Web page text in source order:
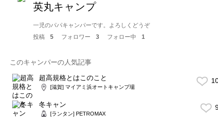
英丸キャンプ
一児のパパキャンパーです。よろしくどうぞ
投稿
5 フォロワー 3 フォロー中 1
このキャンパーの人気記事
超高規格とはこのこと
[滋賀] マイアミ浜オートキャンプ場
冬キャン
[ランタン] PETROMAX